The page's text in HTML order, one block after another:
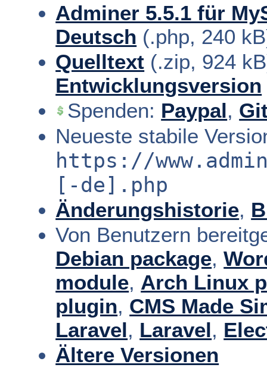
Adminer 5.5.1 für
Deutsch (.php, 240
Quelltext (.zip, 924
Entwicklungsversion
Spenden: Paypal,
Neueste stabile
https://
[-de].php
Änderungshistorie,
Von Benutzern
Debian package,
module, Arch Linux
plugin, CMS Made
Laravel, Laravel,
Ältere Versionen